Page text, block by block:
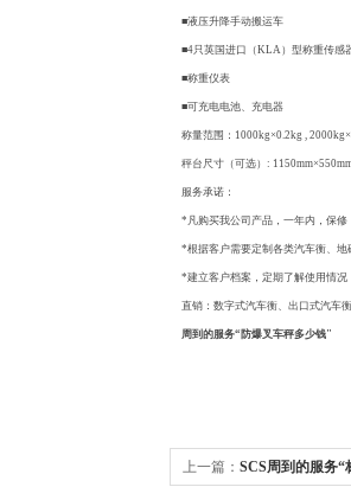
■液压升降手动搬运车
■4只英国进口（KLA）型称重传感
■称重仪表
■可充电电池、充电器
称量范围：1000kg×0.2kg ,
秤台尺寸（可选）:
服务承诺：
*凡购买我公司产品，一年内，保
*根据客户需要定制各类汽车衡、
*建立客户档案，定期了解使用情
直销：数字式汽车衡、出口式汽车
周到的服务“防爆叉车秤多少钱"
上一篇： SCS周到的服务